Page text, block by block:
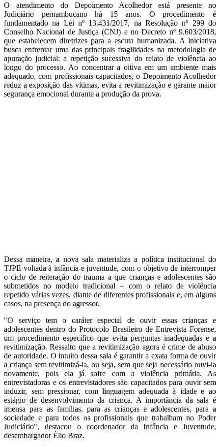
O atendimento do Depoimento Acolhedor está presente no
Judiciário pernambucano há 15 anos. O procedimento é
fundamentado na Lei nº 13.431/2017, na Resolução nº 299 do
Conselho Nacional de Justiça (CNJ) e no Decreto nº 9.603/2018,
que estabelecem diretrizes para a escuta humanizada. A iniciativa
busca enfrentar uma das principais fragilidades na metodologia de
apuração judicial: a repetição sucessiva do relato de violência ao
longo do processo. Ao concentrar a oitiva em um ambiente mais
adequado, com profissionais capacitados, o Depoimento Acolhedor
reduz a exposição das vítimas, evita a revitimização e garante maior
segurança emocional durante a produção da prova.
Dessa maneira, a nova sala materializa a política institucional do
TJPE voltada à infância e juventude, com o objetivo de interromper
o ciclo de reiteração do trauma a que crianças e adolescentes são
submetidos no modelo tradicional – com o relato de violência
repetido várias vezes, diante de diferentes profissionais e, em alguns
casos, na presença do agressor.
"O serviço tem o caráter especial de ouvir essas crianças e
adolescentes dentro do Protocolo Brasileiro de Entrevista Forense,
um procedimento específico que evita perguntas inadequadas e a
revitimização. Ressalto que a revitimização agora é crime de abuso
de autoridade. O intuito dessa sala é garantir a exata forma de ouvir
a criança sem revitimizá-la, ou seja, sem que seja necessário ouvi-la
novamente, pois ela já sofre com a violência primária. As
entrevistadoras e os entrevistadores são capacitados para ouvir sem
induzir, sem pressionar, com linguagem adequada à idade e ao
estágio de desenvolvimento da criança. A importância da sala é
imensa para as famílias, para as crianças e adolescentes, para a
sociedade e para todos os profissionais que trabalham no Poder
Judiciário", destacou o coordenador da Infância e Juventude,
desembargador Élio Braz.